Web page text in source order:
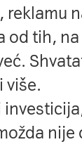
reklamu
od tih,
više.
nije